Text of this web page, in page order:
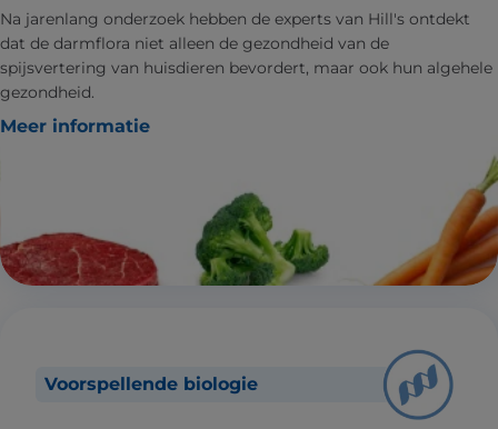
Na jarenlang onderzoek hebben de experts van Hill's ontdekt
dat de darmflora niet alleen de gezondheid van de
spijsvertering van huisdieren bevordert, maar ook hun algehele
gezondheid.
Meer informatie
Voorspellende biologie